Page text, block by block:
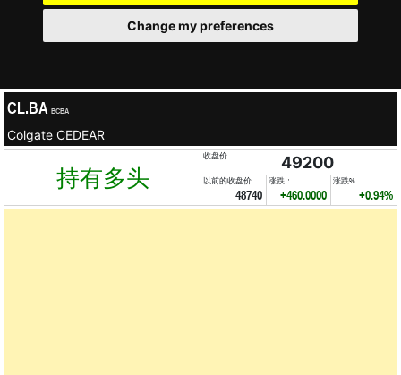
Change my preferences
CL.BA BCBA
Colgate CEDEAR
持有多头
收盘价 49200
以前的收盘价
48740
涨跌：
+460.0000
涨跌%
+0.94%